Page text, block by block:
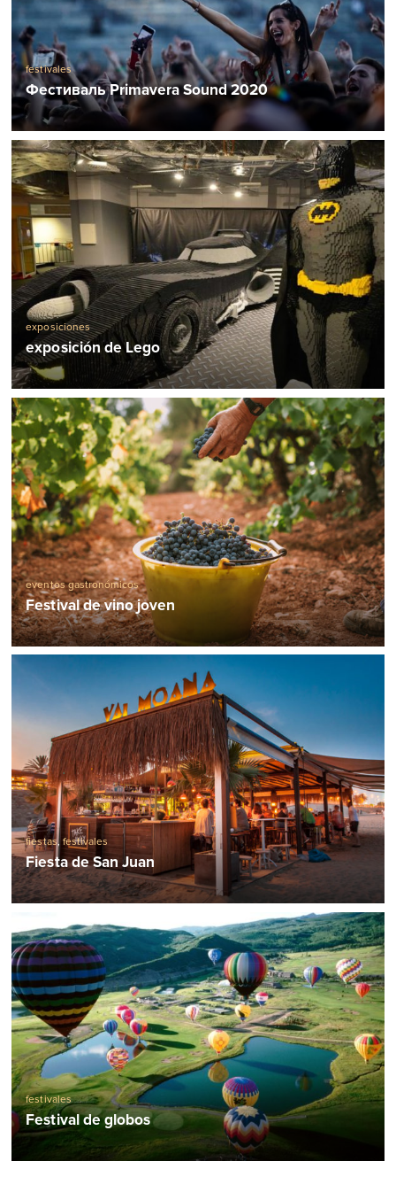
festivales
Фестиваль Primavera Sound 2020
exposiciones
exposición de Lego
eventos gastronómicos
Festival de vino joven
fiestas, festivales
Fiesta de San Juan
festivales
Festival de globos